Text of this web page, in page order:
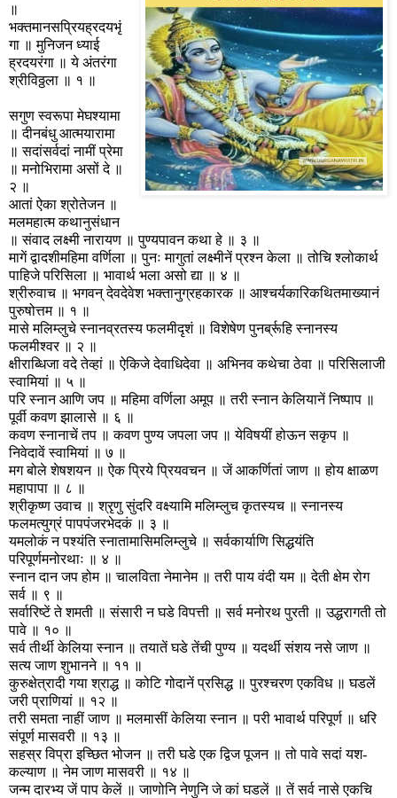
॥
भक्तमानसप्रियह्रदयभृं
गा ॥ मुनिजन ध्याई
ह्रदयरंगा ॥ ये अंतरंगा
श्रीविठ्ठला ॥ १ ॥
सगुण स्वरूपा मेघश्यामा
॥ दीनबंधु आत्मयारामा
॥ सदांसर्वदां नामीं प्रेमा
॥ मनोभिरामा असों दे ॥
२ ॥
आतां ऐका श्रोतेजन ॥
मलमहात्म कथानुसंधान
॥ संवाद लक्ष्मी नारायण ॥ पुण्यपावन कथा हे ॥ ३ ॥
मागें द्वादशीमहिमा वर्णिला ॥ पुनः मागुतां लक्ष्मीनें प्रश्न केला ॥ तोचि श्लोकार्थ
पाहिजे परिसिला ॥ भावार्थ भला असो द्या ॥ ४ ॥
श्रीरुवाच ॥ भगवन् देवदेवेश भक्तानुग्रहकारक ॥ आश्चर्यकारिकथितमाख्यानं
पुरुषोत्तम ॥ १ ॥
मासे मलिम्लुचे स्नानव्रतस्य फलमीदृशं ॥ विशेषेण पुनर्ब्रूहि स्नानस्य
फलमीश्वर ॥ २ ॥
क्षीराब्धिजा वदे तेव्हां ॥ ऐकिजे देवाधिदेवा ॥ अभिनव कथेचा ठेवा ॥ परिसिलाजी
स्वामियां ॥ ५ ॥
परि स्नान आणि जप ॥ महिमा वर्णिला अमूप ॥ तरी स्नान केलियानें निष्पाप ॥
पूर्वी कवण झालासे ॥ ६ ॥
कवण स्नानाचें तप ॥ कवण पुण्य जपला जप ॥ येविषयीं होऊन सकृप ॥
निवेदावें स्वामियां ॥ ७ ॥
मग बोले शेषशयन ॥ ऐक प्रिये प्रियवचन ॥ जें आकर्णितां जाण ॥ होय क्षाळण
महापापा ॥ ८ ॥
श्रीकृष्ण उवाच ॥ श्रृणु सुंदरि वक्ष्यामि मलिम्लुच कृतस्यच ॥ स्नानस्य
फलमत्युग्रं पापपंजरभेदकं ॥ ३ ॥
यमलोकं न पश्यंति स्नातामासिमलिम्लुचे ॥ सर्वकार्याणि सिद्धयंति
परिपूर्णमनोरथाः ॥ ४ ॥
स्नान दान जप होम ॥ चालविता नेमानेम ॥ तरी पाय वंदी यम ॥ देती क्षेम रोग
सर्व ॥ ९ ॥
सर्वारिष्टें ते शमती ॥ संसारी न घडे विपत्ती ॥ सर्व मनोरथ पुरती ॥ उद्धरागती तो
पावे ॥ १० ॥
सर्व तीर्थी केलिया स्नान ॥ तयातें घडे तेंची पुण्य ॥ यदर्थी संशय नसे जाण ॥
सत्य जाण शुभानने ॥ ११ ॥
कुरुक्षेत्रादी गया श्राद्ध ॥ कोटि गोदानें प्रसिद्ध ॥ पुरश्चरण एकविध ॥ घडलें
जरी प्राणियां ॥ १२ ॥
तरी समता नाहीं जाण ॥ मलमासीं केलिया स्नान ॥ परी भावार्थ परिपूर्ण ॥ धरि
संपूर्ण मासवरी ॥ १३ ॥
सहस्र विप्रा इच्छित भोजन ॥ तरी घडे एक द्विज पूजन ॥ तो पावे सदां यश-
कल्याण ॥ नेम जाण मासवरी ॥ १४ ॥
जन्म दारभ्य जें पाप केलें ॥ जाणोनि नेणुनि जे कां घडलें ॥ तें सर्व नासे एकचि